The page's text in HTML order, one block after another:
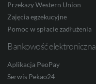
obraz slajdu
Przekazy Western Union
Zajęcia egzekucyjne
Pomoc w spłacie zadłużenia
Bankowość elektroniczna
Aplikacja PeoPay
Serwis Pekao24